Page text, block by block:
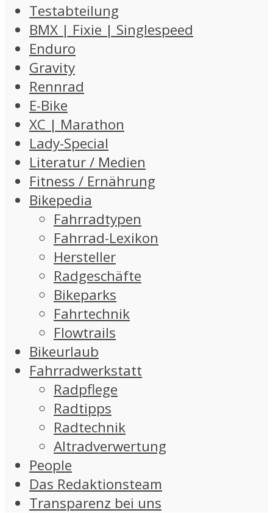
Testabteilung
BMX | Fixie | Singlespeed
Enduro
Gravity
Rennrad
E-Bike
XC | Marathon
Lady-Special
Literatur / Medien
Fitness / Ernährung
Bikepedia
Fahrradtypen
Fahrrad-Lexikon
Hersteller
Radgeschäfte
Bikeparks
Fahrtechnik
Flowtrails
Bikeurlaub
Fahrradwerkstatt
Radpflege
Radtipps
Radtechnik
Altradverwertung
People
Das Redaktionsteam
Transparenz bei uns